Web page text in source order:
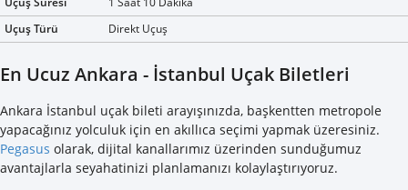
Uçuş Türü
Direkt Uçuş
En Ucuz Ankara - İstanbul Uçak Biletleri
Ankara İstanbul uçak bileti arayışınızda, başkentten metropole
yapacağınız yolculuk için en akıllıca seçimi yapmak üzeresiniz.
Pegasus olarak, dijital kanallarımız üzerinden sunduğumuz
avantajlarla seyahatinizi planlamanızı kolaylaştırıyoruz.